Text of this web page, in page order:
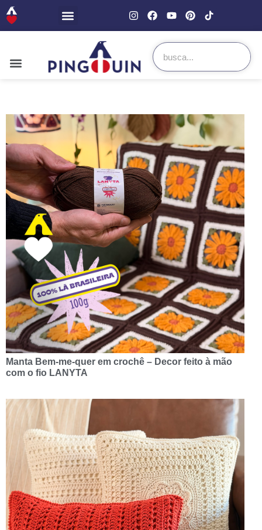
Manta Bem-me-quer em crochê – Decor feito à mão
com o fio LANYTA